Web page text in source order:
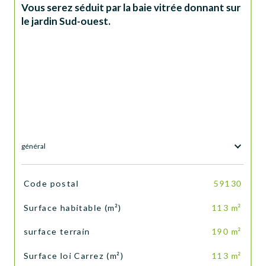
Vous serez séduit par la baie vitrée donnant sur
le jardin Sud-ouest.
général
TRAD_SIROCCO_Caracteristique
Code postal 59130
Surface habitable (m²) 113 m²
surface terrain 190 m²
Surface loi Carrez (m²) 113 m²